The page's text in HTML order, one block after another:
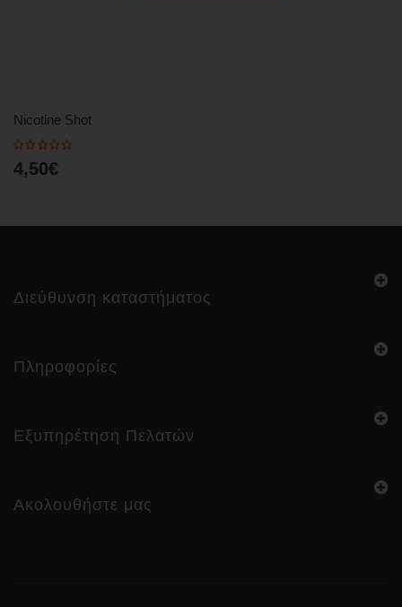
Nicotine Shot
4,50€
Διεύθυνση καταστήματος
Πληροφορίες
Εξυπηρέτηση Πελατών
Ακολουθήστε μας